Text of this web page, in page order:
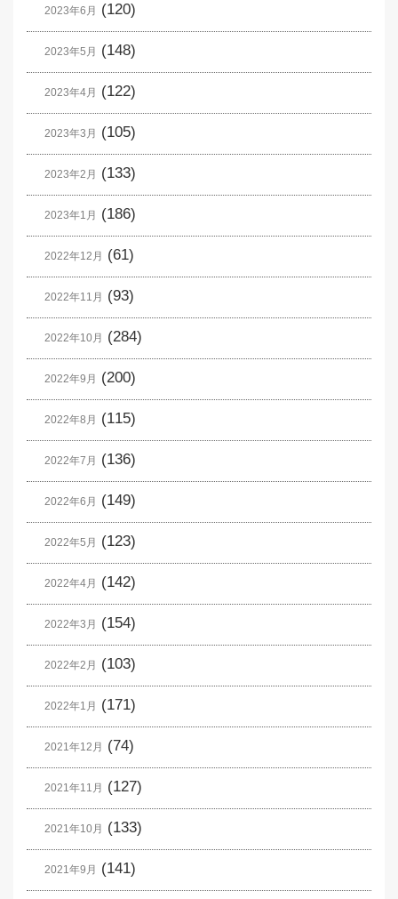
2023年6月 (120)
2023年5月 (148)
2023年4月 (122)
2023年3月 (105)
2023年2月 (133)
2023年1月 (186)
2022年12月 (61)
2022年11月 (93)
2022年10月 (284)
2022年9月 (200)
2022年8月 (115)
2022年7月 (136)
2022年6月 (149)
2022年5月 (123)
2022年4月 (142)
2022年3月 (154)
2022年2月 (103)
2022年1月 (171)
2021年12月 (74)
2021年11月 (127)
2021年10月 (133)
2021年9月 (141)